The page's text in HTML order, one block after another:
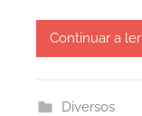
Continuar a ler
Diversos